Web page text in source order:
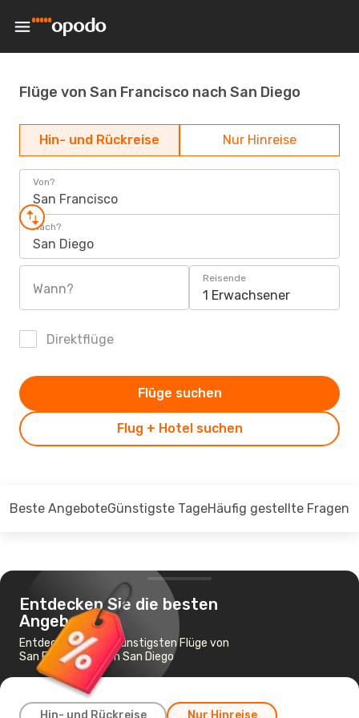
Flüge von San Francisco nach San Diego
Hin- und Rückreise Nur Hinreise
Von?
San Francisco
Nach?
San Diego
Wann?
Reisende
1 Erwachsener
Direktflüge
Flug + Hotel suchen
Flüge suchen
Beste AngeboteGünstigste TageHäufig gestellte Fragen
Entdecken Sie die besten
Angebote
Entdecken Sie die günstigsten Flüge von
San Francisco nach San Diego
Hin- und Rückreise Nur Hinreise